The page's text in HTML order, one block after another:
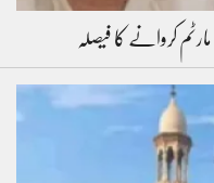
کروانے کا فیصلہ